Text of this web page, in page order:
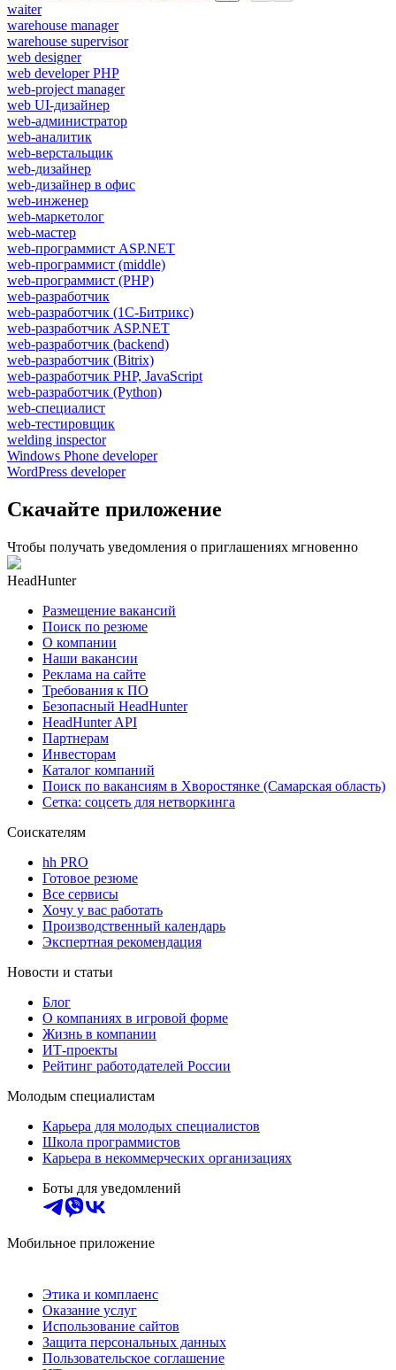
waiter
warehouse manager
warehouse supervisor
web designer
web developer PHP
web-project manager
web UI-дизайнер
web-администратор
web-аналитик
web-верстальщик
web-дизайнер
web-дизайнер в офис
web-инженер
web-маркетолог
web-мастер
web-программист ASP.NET
web-программист (middle)
web-программист (PHP)
web-разработчик
web-разработчик (1С-Битрикс)
web-разработчик ASP.NET
web-разработчик (backend)
web-разработчик (Bitrix)
web-разработчик PHP, JavaScript
web-разработчик (Python)
web-специалист
web-тестировщик
welding inspector
Windows Phone developer
WordPress developer
Скачайте приложение
Чтобы получать уведомления о приглашениях мгновенно
HeadHunter
Размещение вакансий
Поиск по резюме
О компании
Наши вакансии
Реклама на сайте
Требования к ПО
Безопасный HeadHunter
HeadHunter API
Партнерам
Инвесторам
Каталог компаний
Поиск по вакансиям в Хворостянке (Самарская область)
Сетка: соцсеть для нетворкинга
Соискателям
hh PRO
Готовое резюме
Все сервисы
Хочу у вас работать
Производственный календарь
Экспертная рекомендация
Новости и статьи
Блог
О компаниях в игровой форме
Жизнь в компании
ИТ-проекты
Рейтинг работодателей России
Молодым специалистам
Карьера для молодых специалистов
Школа программистов
Карьера в некоммерческих организациях
Боты для уведомлений
Мобильное приложение
Этика и комплаенс
Оказание услуг
Использование сайтов
Защита персональных данных
Пользовательское соглашение